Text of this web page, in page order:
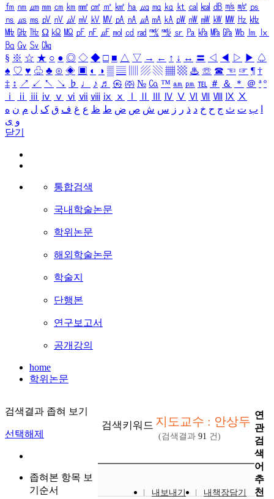
㎙ ㎚ ㎛ ㎜ ㎝ ㎞ ㎟ ㎠ ㎡ ㎢ ㏊ ㎍ ㎎ ㎏ ㏏ ㎈ ㎉ ㏈ ㎧ ㎨ ㎰
㎱ ㎲ ㎳ ㎴ ㎵ ㎶ ㎷ ㎸ ㎹ ㎀ ㎁ ㎂ ㎃ ㎄ ㎺ ㎻ ㎽ ㎾ ㎿ ㎐ ㎑
㎒ ㎓ ㎔ Ω ㏀ ㏁ ㎊ ㎋ ㎌ ㏖ ㏅ ㎭ ㎮ ㎯ ㏛ ㎩ ㎪ ㎫ ㎬ ㏝ ㏐
㏓
㏃ ㏉ ㏜ ㏆
§ ※ ☆ ★ ○ ● ◎ ◇ ◆ □ ■ △ ▽ → ← ↑ ↓ ↔ 〓 ◁ ◀ ▷ ▶ ♤
♠ ♡ ♥ ♧ ♣ ⊙ ◈ ▣ ◐ ◑ ▒ ▤ ▨ ▧ ▦ ▩ ♨ ☏ ☎ ☜ ☞ ¶ †
‡ ↕ ↗ ↙ ↖ ↘ ♭ ♩ ♪ ♬ ㉿ ㈜ № ㏇ ™ ㏂ ㏘ ℡ ＃ ＆ ＊ ＠ ª º
ⅰ
ⅱ ⅲ ⅳ ⅴ ⅵ ⅶ ⅷ ⅸ ⅹ Ⅳ Ⅴ Ⅵ Ⅶ Ⅷ Ⅸ Ⅹ
ب ت ث ج ح خ د ذ ر ز س ش ص ض ط ظ ع غ ف ق ک ل م ن ه
و ی
닫기
통합검색
국내학술논문
학위논문
해외학술논문
학술지
단행본
연구보고서
공개강의
home
학위논문
검색결과 좁혀 보기
선택해제
좁혀본 항목 보
기순서
검색키워드 지도교수 : 안상두
(검색결과 91 건)
내보내기
내책장담기
연
관
검
색
어
추
천